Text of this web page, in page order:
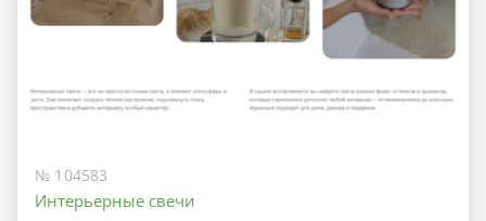
№ 104583
Интерьерные свечи